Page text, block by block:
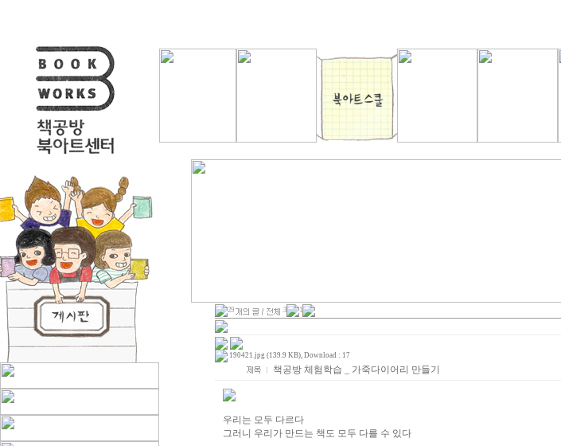
29 3 1
190421.jpg (139.9 KB), Download : 17
책공방 체험학습 _ 가죽다이어리 만들기
우리는 모두 다르다
그러니 우리가 만드는 책도 모두 다를 수 있다